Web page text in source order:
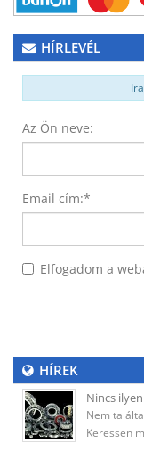
HÍRLEVÉL
Az Ön neve:
Email cím:*
Elfogadom a
HÍREK
Nincs
Nem
Keressen